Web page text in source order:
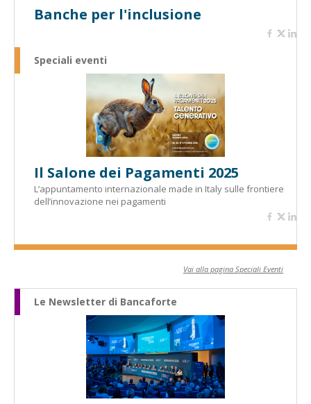
Banche per l'inclusione
Speciali eventi
Il Salone dei Pagamenti 2025
L’appuntamento internazionale made in Italy sulle frontiere
dell’innovazione nei pagamenti
Vai alla pagina Speciali Eventi
Le Newsletter di Bancaforte